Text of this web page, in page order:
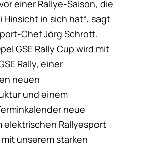
einer Rallye-Saison, die
Hinsicht in sich hat“, sagt
Chef Jörg Schrott.
GSE Rally Cup wird mit
Rally, einer
neuen
und einem
neue
elektrischen Rallyesport
unserem starken